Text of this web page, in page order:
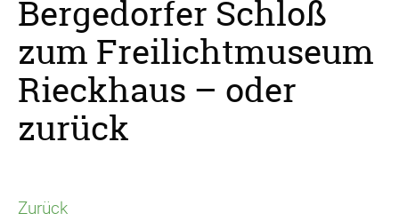
Bergedorfer Schloß
zum Freilichtmuseum
Rieckhaus – oder
zurück
Zurück